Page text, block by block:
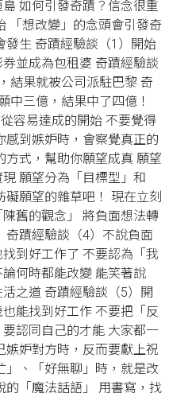
如何引發奇蹟？信念很重
「想改變」的念頭會引發奇
發生 奇蹟經驗談（1）開始
並成為包租婆 奇蹟經驗談
結果就被公司派駐巴黎 奇
中三億，結果中了四億！
容易達成的開始 不要覺得
感到嫉妒時，會察覺真正的
方式，幫助你願望成真 願望
願望分為「目標型」和
礙願望的雜草吧！ 現在立刻
舊的觀念」 將負面想法轉
奇蹟經驗談（4）不說負面
到好工作了 不要認為「我
何時都能改變 能笑著說
活之道 奇蹟經驗談（5）開
能找到好工作 不要把「反
認同自己的才能 大家都一
嫉妒對方時，反而要獻上祝
」、「好無聊」時，就是改
的「魔法話語」 用書寫，找